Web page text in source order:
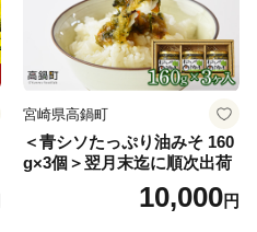
宮崎県高鍋町
＜青シソたっぷり油みそ 160
g×3個＞翌月末迄に順次出荷
10,000円